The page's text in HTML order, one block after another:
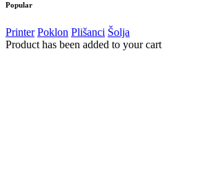
Popular
Printer Poklon Plišanci Šolja
Product has been added to your cart